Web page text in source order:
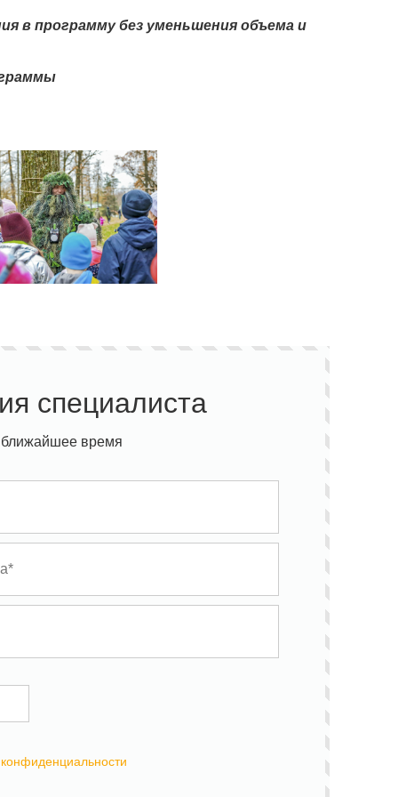
в программу без уменьшения объема и
специалиста
время